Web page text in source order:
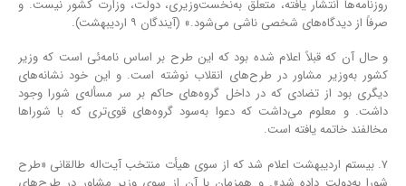
روزنامه‌ها انتشار یافته، متعلق به‌نخست‌وزیری، دولت، وزارت کشور نیست. و
صرفاً از دیدگاه‌های شخصی ناشی می‌شود.» (آیندگان ۹ اردیبهشت).
و حال آن که قبلاً اعلام شده بود که این طرح بر اساس نامه‌ئی است که وزیر
کشور به‌وزیر مشاور در طرح‌های انقلاب نوشته است. و این خود نشانه‌های
دیگری بود از تضادی که در داخل گروه‌های حاکم بر سر مسأله‌ی شورا وجود
داشت. و معلوم می‌داشت که دعوا به‌سود گروه‌های قوی‌تری که با شوراها
مخالفند خاتمه یافته است.
۷. بیستم اردیبهشت اعلام شد که از سوی هیأت منتخب آیت‌اله طالقانی «طرح